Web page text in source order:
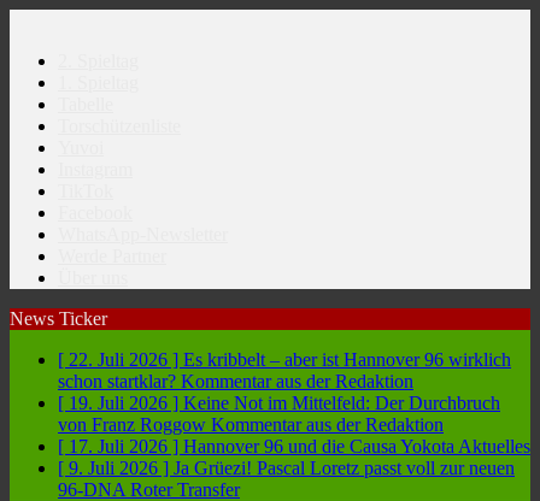
News Ticker
[ 22. Juli 2026 ] Es kribbelt – aber ist Hannover 96 wirklich
schon startklar? Kommentar aus der Redaktion
[ 19. Juli 2026 ] Keine Not im Mittelfeld: Der Durchbruch
von Franz Roggow Kommentar aus der Redaktion
[ 17. Juli 2026 ] Hannover 96 und die Causa Yokota Aktuelles
[ 9. Juli 2026 ] Ja Grüezi! Pascal Loretz passt voll zur neuen
96-DNA Roter Transfer